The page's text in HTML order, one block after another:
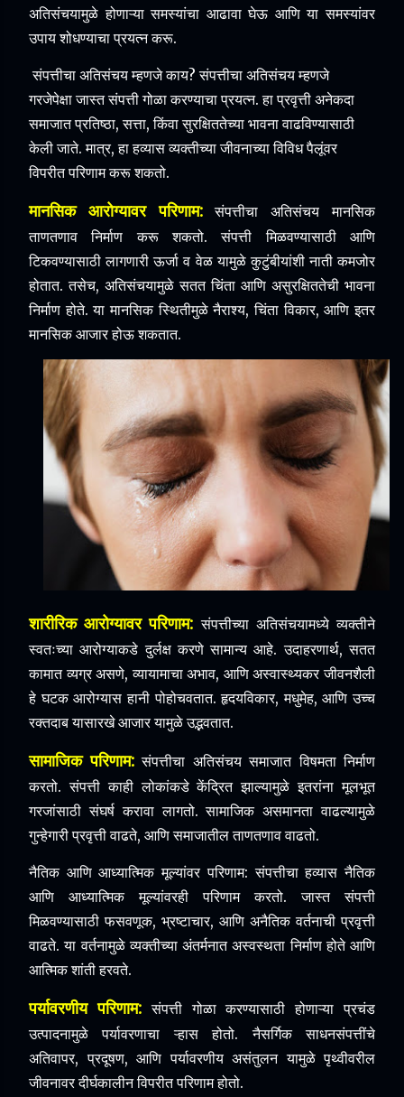
अतिसंचयामुळे होणाऱ्या समस्यांचा आढावा घेऊ आणि या समस्यांवर
उपाय शोधण्याचा प्रयत्न करू.
संपत्तीचा अतिसंचय म्हणजे काय? संपत्तीचा अतिसंचय म्हणजे
गरजेपेक्षा जास्त संपत्ती गोळा करण्याचा प्रयत्न. हा प्रवृत्ती अनेकदा
समाजात प्रतिष्ठा, सत्ता, किंवा सुरक्षिततेच्या भावना वाढविण्यासाठी
केली जाते. मात्र, हा हव्यास व्यक्तीच्या जीवनाच्या विविध पैलूंवर
विपरीत परिणाम करू शकतो.
मानसिक आरोग्यावर परिणाम:संपत्तीचा अतिसंचय मानसिक
ताणतणाव निर्माण करू शकतो. संपत्ती मिळवण्यासाठी आणि
टिकवण्यासाठी लागणारी ऊर्जा व वेळ यामुळे कुटुंबीयांशी नाती कमजोर
होतात. तसेच, अतिसंचयामुळे सतत चिंता आणि असुरक्षिततेची भावना
निर्माण होते. या मानसिक स्थितीमुळे नैराश्य, चिंता विकार, आणि इतर
मानसिक आजार होऊ शकतात.
शारीरिक आरोग्यावर परिणाम: संपत्तीच्या अतिसंचयामध्ये व्यक्तीने
स्वतःच्या आरोग्याकडे दुर्लक्ष करणे सामान्य आहे. उदाहरणार्थ, सतत
कामात व्यग्र असणे, व्यायामाचा अभाव, आणि अस्वास्थ्यकर जीवनशैली
हे घटक आरोग्यास हानी पोहोचवतात. हृदयविकार, मधुमेह, आणि उच्च
रक्तदाब यासारखे आजार यामुळे उद्भवतात.
सामाजिक परिणाम:संपत्तीचा अतिसंचय समाजात विषमता निर्माण
करतो. संपत्ती काही लोकांकडे केंद्रित झाल्यामुळे इतरांना मूलभूत
गरजांसाठी संघर्ष करावा लागतो. सामाजिक असमानता वाढल्यामुळे
गुन्हेगारी प्रवृत्ती वाढते, आणि समाजातील ताणतणाव वाढतो.
नैतिक आणि आध्यात्मिक मूल्यांवर परिणाम: संपत्तीचा हव्यास नैतिक
आणि आध्यात्मिक मूल्यांवरही परिणाम करतो. जास्त संपत्ती
मिळवण्यासाठी फसवणूक, भ्रष्टाचार, आणि अनैतिक वर्तनाची प्रवृत्ती
वाढते. या वर्तनामुळे व्यक्तीच्या अंतर्मनात अस्वस्थता निर्माण होते आणि
आत्मिक शांती हरवते.
पर्यावरणीय परिणाम:संपत्ती गोळा करण्यासाठी होणाऱ्या प्रचंड
उत्पादनामुळे पर्यावरणाचा ऱ्हास होतो. नैसर्गिक साधनसंपत्तींचे
अतिवापर, प्रदूषण, आणि पर्यावरणीय असंतुलन यामुळे पृथ्वीवरील
जीवनावर दीर्घकालीन विपरीत परिणाम होतो.